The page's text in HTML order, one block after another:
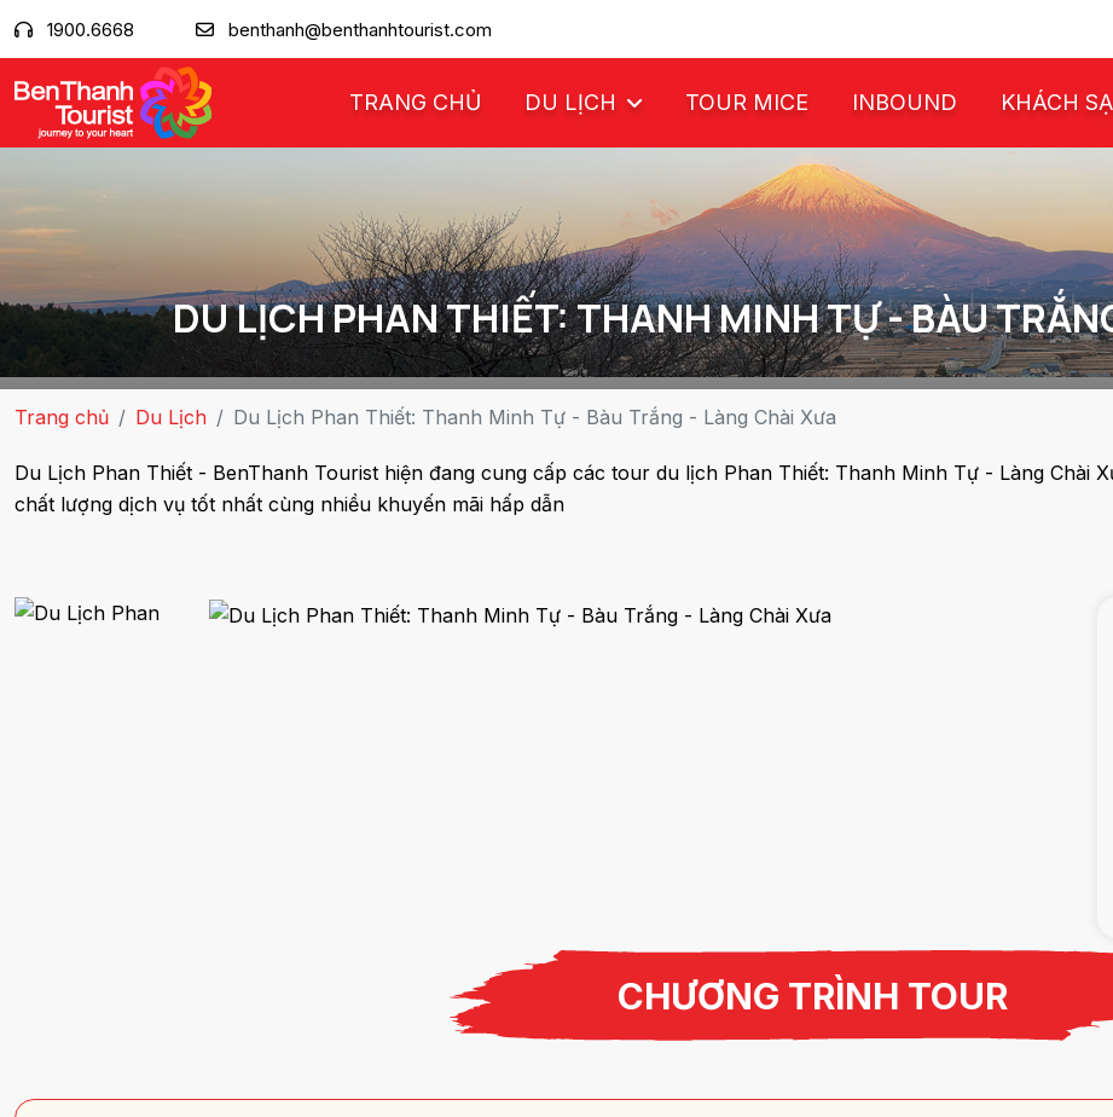
1900.6668 benthanh@benthanhtourist.com
TRANG CHỦ DU LỊCH TOUR MICE INBOUND KHÁCH
DU LỊCH PHAN THIẾT: THANH MINH TỰ - BÀU
Trang chủ Du Lịch Du Lịch Phan Thiết: Thanh Minh Tự - Bàu Trắng - Làng Chài Xưa
Du Lịch Phan Thiết - BenThanh Tourist hiện đang cung cấp các tour du lịch Phan Thiết: Thanh Minh Tự - Làng Chài
chất lượng dịch vụ tốt nhất cùng nhiều khuyến mãi hấp dẫn
CHƯƠNG TRÌNH TOUR